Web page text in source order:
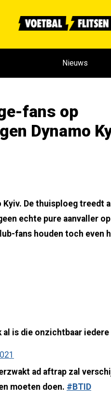
Nieuws
fans op
Dynamo
De thuisploeg treedt
echte pure aanvaller
fans houden toch even
al is die onzichtbaar
ad aftrap zal
moeten doen. #BTID